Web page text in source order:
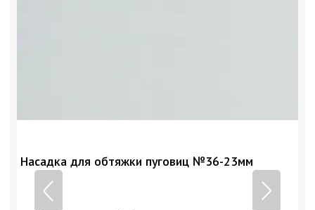
Насадка для обтяжки пуговиц №36-23мм